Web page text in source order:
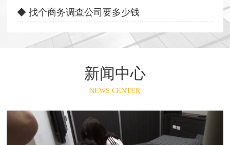
◆ 找个商务调查公司要多少钱
新闻中心
NEWS CENTER